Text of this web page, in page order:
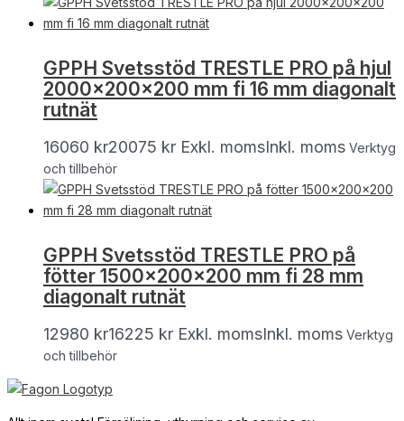
GPPH Svetsstöd TRESTLE PRO på hjul
2000x200x200 mm fi 16 mm diagonalt
rutnät
16060 kr20075 kr Exkl. momsInkl. moms Verktyg
och tillbehör
GPPH Svetsstöd TRESTLE PRO på
fötter 1500x200x200 mm fi 28 mm
diagonalt rutnät
12980 kr16225 kr Exkl. momsInkl. moms Verktyg
och tillbehör